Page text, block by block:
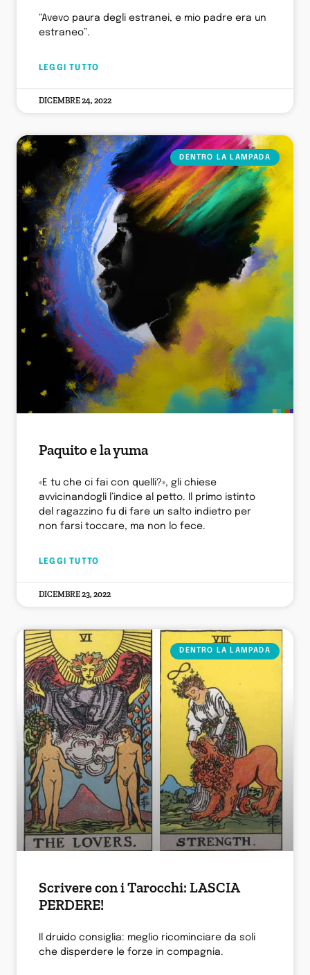
“Avevo paura degli estranei, e mio padre era un
estraneo”.
LEGGI TUTTO
DICEMBRE 24, 2022
DENTRO LA LAMPADA
Paquito e la yuma
«E tu che ci fai con quelli?», gli chiese
avvicinandogli l’indice al petto. Il primo istinto
del ragazzino fu di fare un salto indietro per
non farsi toccare, ma non lo fece.
LEGGI TUTTO
DICEMBRE 23, 2022
DENTRO LA LAMPADA
Scrivere con i Tarocchi: LASCIA
PERDERE!
Il druido consiglia: meglio ricominciare da soli
che disperdere le forze in compagnia.